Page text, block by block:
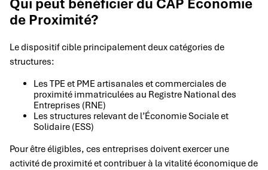
Qui peut bénéficier du CAP Économie
de Proximité?
Le dispositif cible principalement deux catégories de
structures:
Les TPE et PME artisanales et commerciales de
proximité immatriculées au Registre National des
Entreprises (RNE)
Les structures relevant de l’Économie Sociale et
Solidaire (ESS)
Pour être éligibles, ces entreprises doivent exercer une
activité de proximité et contribuer à la vitalité économique de